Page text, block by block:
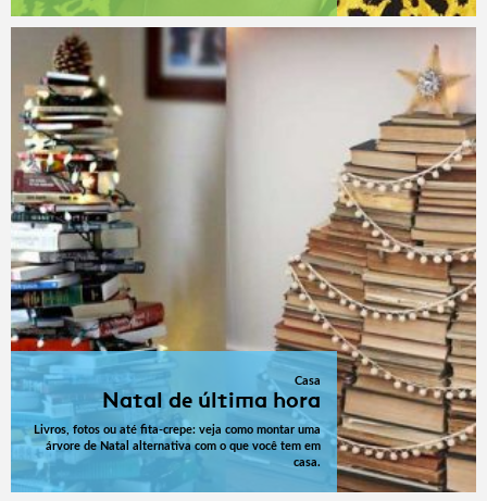
Casa
Natal de última hora
Livros, fotos ou até fita-crepe: veja como montar uma
árvore de Natal alternativa com o que você tem em
casa.